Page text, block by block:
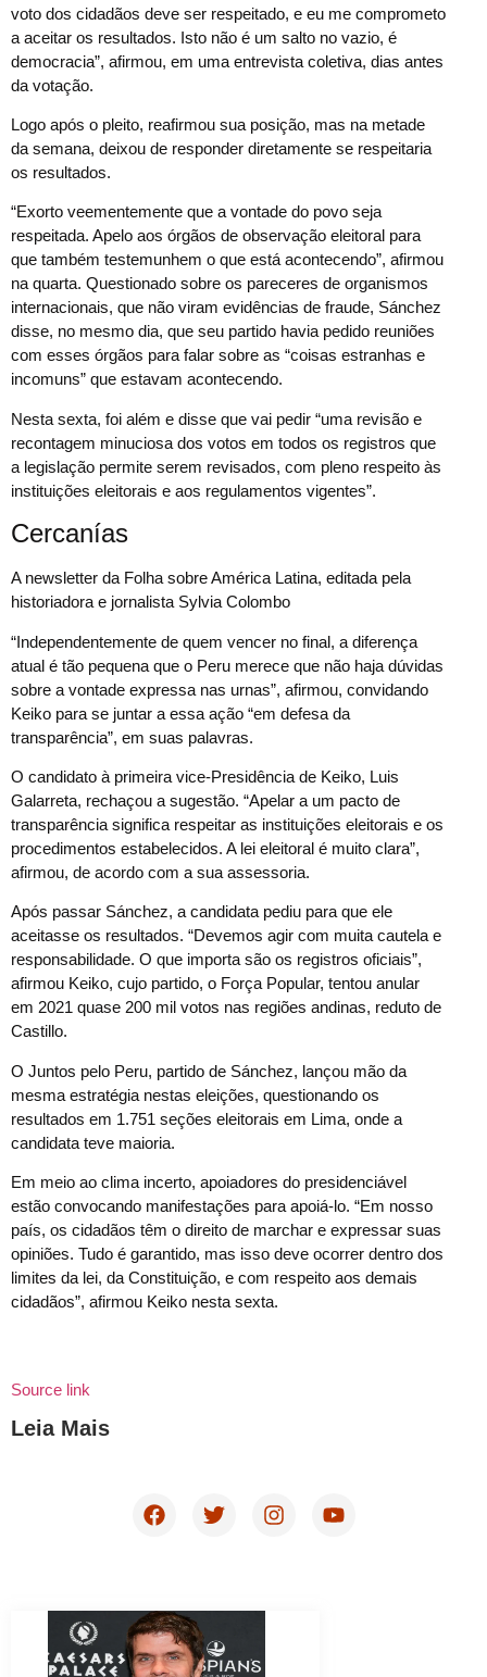
voto dos cidadãos deve ser respeitado, e eu me comprometo
a aceitar os resultados. Isto não é um salto no vazio, é
democracia”, afirmou, em uma entrevista coletiva, dias antes
da votação.
Logo após o pleito, reafirmou sua posição, mas na metade
da semana, deixou de responder diretamente se respeitaria
os resultados.
“Exorto veementemente que a vontade do povo seja
respeitada. Apelo aos órgãos de observação eleitoral para
que também testemunhem o que está acontecendo”, afirmou
na quarta. Questionado sobre os pareceres de organismos
internacionais, que não viram evidências de fraude, Sánchez
disse, no mesmo dia, que seu partido havia pedido reuniões
com esses órgãos para falar sobre as “coisas estranhas e
incomuns” que estavam acontecendo.
Nesta sexta, foi além e disse que vai pedir “uma revisão e
recontagem minuciosa dos votos em todos os registros que
a legislação permite serem revisados, com pleno respeito às
instituições eleitorais e aos regulamentos vigentes”.
Cercanías
A newsletter da Folha sobre América Latina, editada pela
historiadora e jornalista Sylvia Colombo
“Independentemente de quem vencer no final, a diferença
atual é tão pequena que o Peru merece que não haja dúvidas
sobre a vontade expressa nas urnas”, afirmou, convidando
Keiko para se juntar a essa ação “em defesa da
transparência”, em suas palavras.
O candidato à primeira vice-Presidência de Keiko, Luis
Galarreta, rechaçou a sugestão. “Apelar a um pacto de
transparência significa respeitar as instituições eleitorais e os
procedimentos estabelecidos. A lei eleitoral é muito clara”,
afirmou, de acordo com a sua assessoria.
Após passar Sánchez, a candidata pediu para que ele
aceitasse os resultados. “Devemos agir com muita cautela e
responsabilidade. O que importa são os registros oficiais”,
afirmou Keiko, cujo partido, o Força Popular, tentou anular
em 2021 quase 200 mil votos nas regiões andinas, reduto de
Castillo.
O Juntos pelo Peru, partido de Sánchez, lançou mão da
mesma estratégia nestas eleições, questionando os
resultados em 1.751 seções eleitorais em Lima, onde a
candidata teve maioria.
Em meio ao clima incerto, apoiadores do presidenciável
estão convocando manifestações para apoiá-lo. “Em nosso
país, os cidadãos têm o direito de marchar e expressar suas
opiniões. Tudo é garantido, mas isso deve ocorrer dentro dos
limites da lei, da Constituição, e com respeito aos demais
cidadãos”, afirmou Keiko nesta sexta.
Source link
Leia Mais